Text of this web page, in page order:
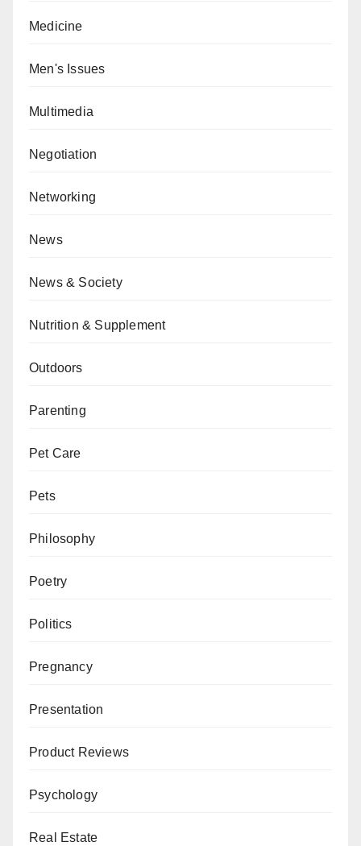
Medicine
Men's Issues
Multimedia
Negotiation
Networking
News
News & Society
Nutrition & Supplement
Outdoors
Parenting
Pet Care
Pets
Philosophy
Poetry
Politics
Pregnancy
Presentation
Product Reviews
Psychology
Real Estate